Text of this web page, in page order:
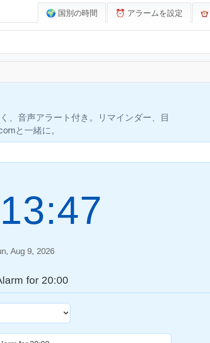
🌍 国別の時間 ⏰ アラームを設定
、音声アラート付き。リマインダー、目
と一緒に。
Aug 9, 2026
for 20:00